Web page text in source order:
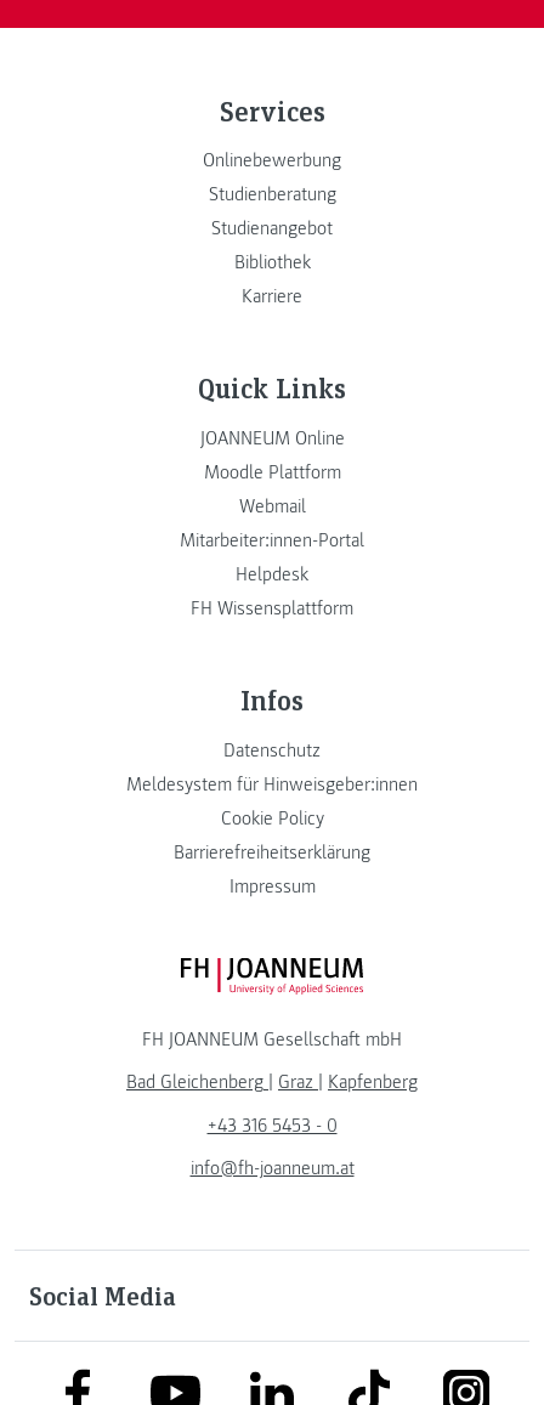
Services
Onlinebewerbung
Studienberatung
Studienangebot
Bibliothek
Karriere
Quick Links
JOANNEUM Online
Moodle Plattform
Webmail
Mitarbeiter:innen-Portal
Helpdesk
FH Wissensplattform
Infos
Datenschutz
Meldesystem für Hinweisgeber:innen
Cookie Policy
Barrierefreiheitserklärung
Impressum
FH JOANNEUM Logo
FH JOANNEUM Gesellschaft mbH
Bad Gleichenberg
Graz
Kapfenberg
+43 316 5453 - 0
info@fh-joanneum.at
Social Media
link to facebooklink to youtubelink to linkedinlink to tiktok